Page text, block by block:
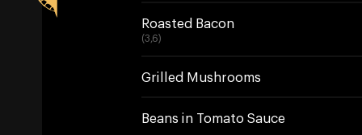
Roasted Bacon
(3,6)
Grilled Mushrooms
Beans in Tomato Sauce